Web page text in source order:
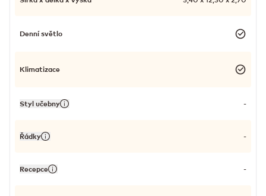
Denní světlo
Klimatizace
Styl učebny -
Řádky -
Recepce -